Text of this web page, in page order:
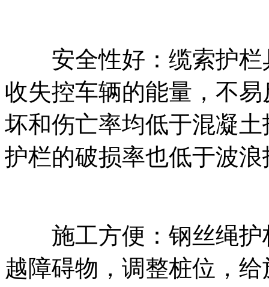
安全性好：缆索护栏
收失控车辆的能量，不
坏和伤亡率均低于混凝
护栏的破损率也低于波浪
施工方便：钢丝绳护
越障碍物，调整桩位，